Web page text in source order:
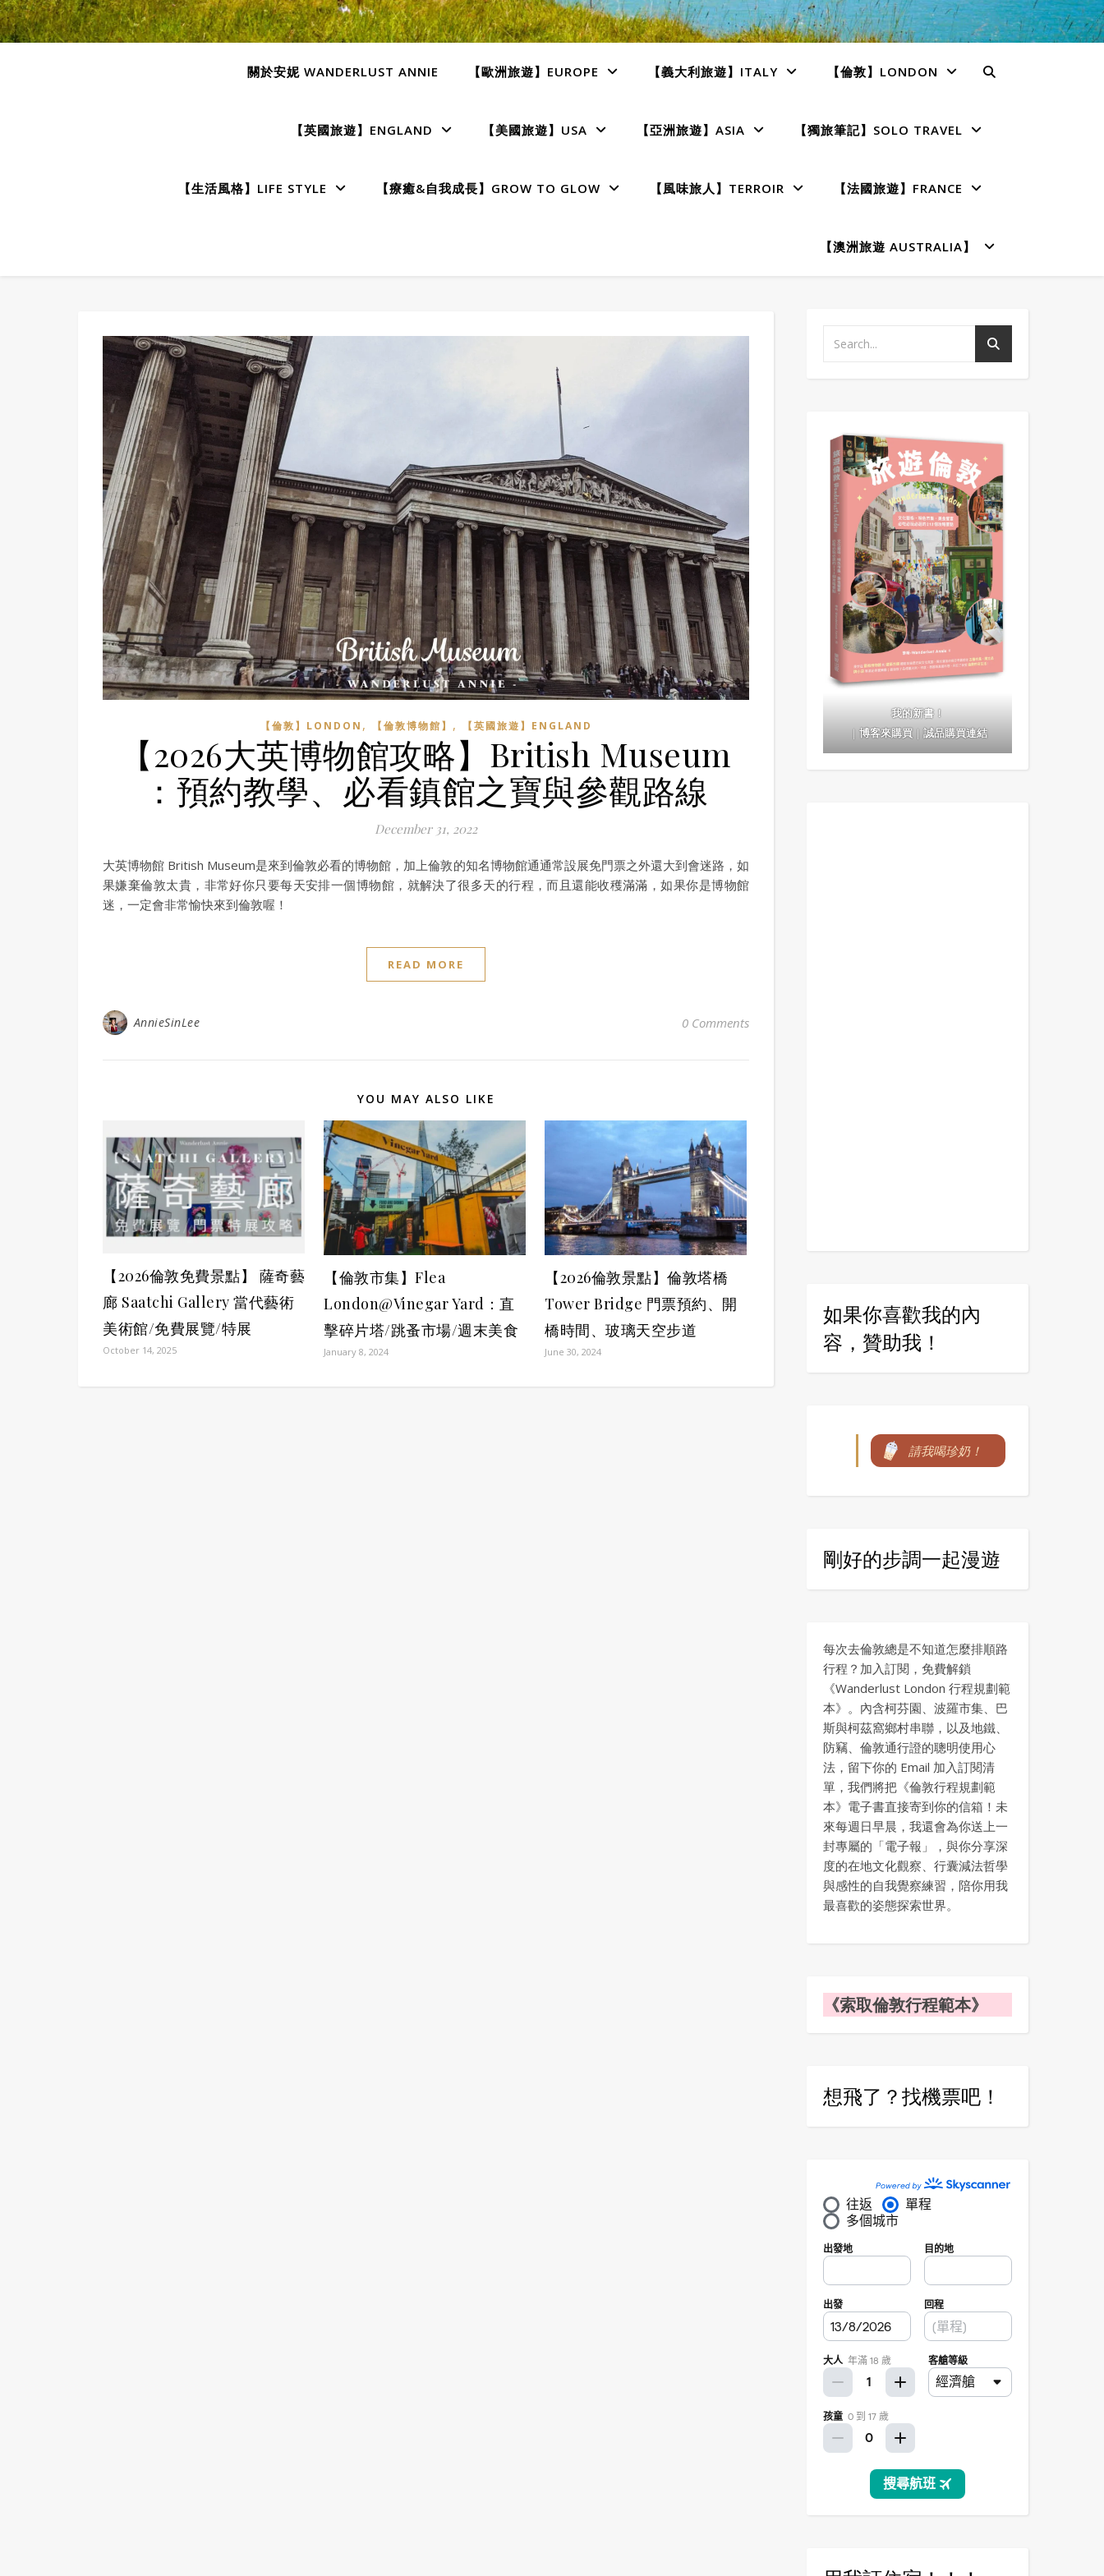
關於安妮 WANDERLUST ANNIE 【歐洲旅遊】EUROPE 【義大利旅遊】ITALY 【倫敦】LONDON
【英國旅遊】ENGLAND 【美國旅遊】USA 【亞洲旅遊】ASIA 【獨旅筆記】SOLO TRAVEL
【生活風格】LIFE STYLE 【療癒&自我成長】GROW TO GLOW 【風味旅人】TERROIR 【法國旅遊】FRANCE
【澳洲旅遊 AUSTRALIA】
【倫敦】LONDON , 【倫敦博物館】 , 【英國旅遊】ENGLAND
【2026大英博物館攻略】British Museum
：預約教學、必看鎮館之寶與參觀路線
December 31, 2022
大英博物館 British Museum是來到倫敦必看的博物館，加上倫敦的知名博物館通通常設展免門票之外還大到會迷路，如
果嫌棄倫敦太貴，非常好你只要每天安排一個博物館，就解決了很多天的行程，而且還能收穫滿滿，如果你是博物館
迷，一定會非常愉快來到倫敦喔！
READ MORE
AnnieSinLee 0 Comments
YOU MAY ALSO LIKE
【2026倫敦免費景點】 薩奇藝
廊 Saatchi Gallery 當代藝術
美術館/免費展覽/特展
October 14, 2025
【倫敦市集】Flea
London@Vinegar Yard：直
擊碎片塔/跳蚤市場/週末美食
January 8, 2024
【2026倫敦景點】倫敦塔橋
Tower Bridge 門票預約、開
橋時間、玻璃天空步道
June 30, 2024
我的新書！
｜博客來購買｜誠品購買連結
如果你喜歡我的內
容，贊助我！
請我喝珍奶！
剛好的步調一起漫遊
每次去倫敦總是不知道怎麼排順路
行程？加入訂閱，免費解鎖
《Wanderlust London 行程規劃範
本》。內含柯芬園、波羅市集、巴
斯與柯茲窩鄉村串聯，以及地鐵、
防竊、倫敦通行證的聰明使用心
法，留下你的 Email 加入訂閱清
單，我們將把《倫敦行程規劃範
本》電子書直接寄到你的信箱！未
來每週日早晨，我還會為你送上一
封專屬的「電子報」，與你分享深
度的在地文化觀察、行囊減法哲學
與感性的自我覺察練習，陪你用我
最喜歡的姿態探索世界。
《索取倫敦行程範本》
想飛了？找機票吧！